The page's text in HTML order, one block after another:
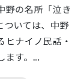
野の名所「泣き
ついては、中野
ナイノ民話・
ます。...